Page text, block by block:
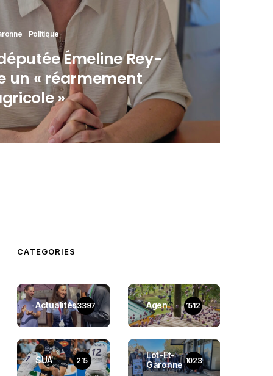
Politique
Émeline Rey-
un « réarmement
»
CATEGORIES
Actualités3397 Agen 1512
SUA 215
Lot-Et-
Garonne 1023